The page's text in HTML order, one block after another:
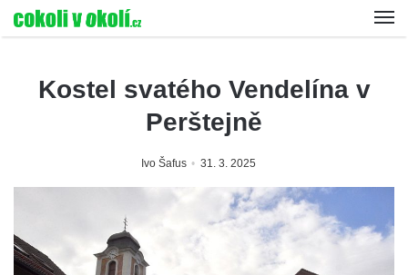
Kostel svatého Vendelína v
Perštejně
Ivo Šafus 31. 3. 2025